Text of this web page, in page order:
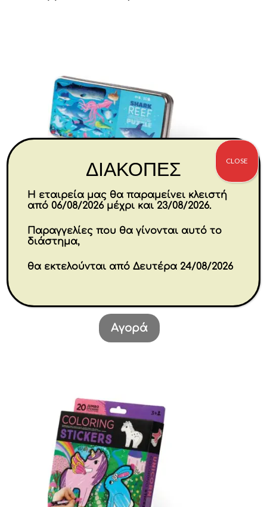
50-pcs Tin Puzzle Shark Reef
Αγορά
ΔΙΑΚΟΠΕΣ
Η εταιρεία μας θα παραμείνει κλειστή
από 06/08/2026 μέχρι και 23/08/2026.
Παραγγελίες που θα γίνονται αυτό το
διάστημα,
θα εκτελούνται από Δευτέρα 24/08/2026
CLOSE